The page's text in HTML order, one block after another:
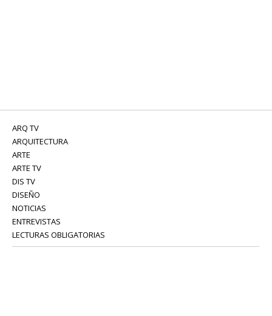
ARQ TV
ARQUITECTURA
ARTE
ARTE TV
DIS TV
DISEÑO
NOTICIAS
ENTREVISTAS
LECTURAS OBLIGATORIAS